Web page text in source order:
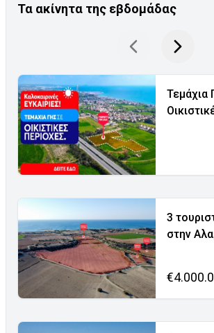
Τα ακίνητα της εβδομάδας
Τεμάχια
3
στην